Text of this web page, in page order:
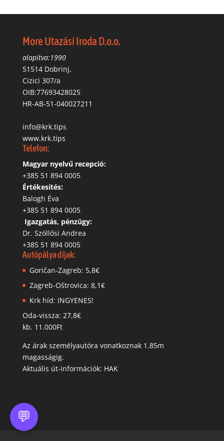
More Utazási Iroda D.o.o.
alapítva:1990
51514 Dobrinj,
Cizici 307/a
OIB:77693428025
HR-AB-51-040027211
info@krk.tips
www.krk.tips
Telefon:
Magyar nyelvű recepció:
‭+385 51 894 0005
Értékesítés:
Balogh Éva
+385 51 894 0005
Igazgatás, pénzügy:
Dr. Szöllősi Andrea
+385 51 894 0005
Autópálya díjak:
Goričan-Zagreb: 5,8€
Zagreb-Oštrovica: 8,1€
Krk híd: INGYENES!
Oda-vissza: 27,8€
kb. 11.000Ft
Az árak személyautóra vonatkoznak 1.85m
magasságig.
Aktuális út-információk: HAK
💬